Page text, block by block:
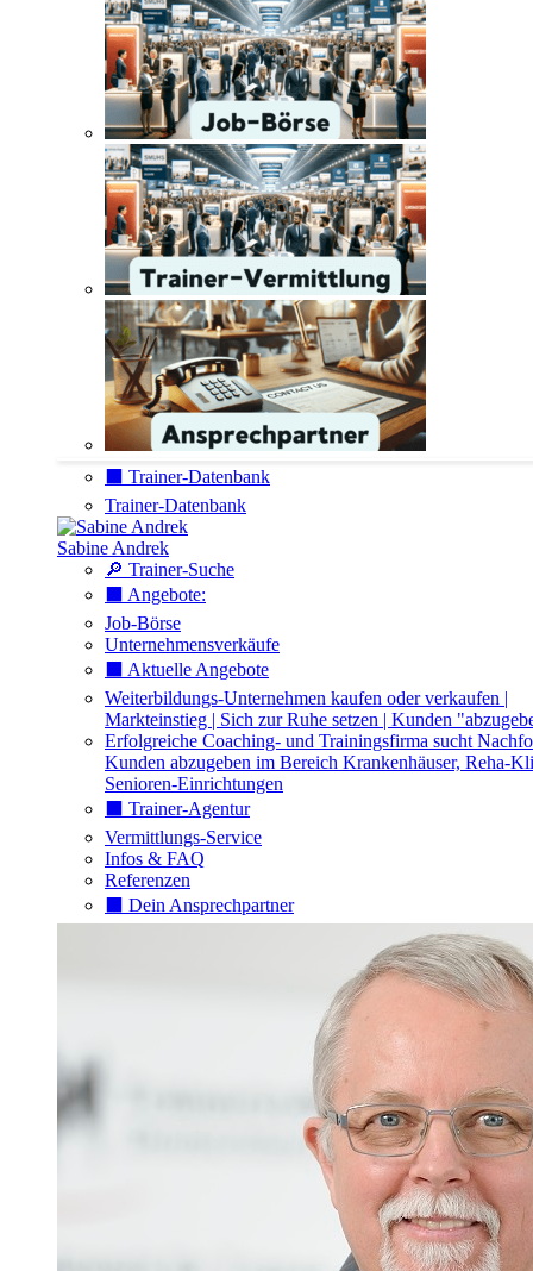
⬛️ Trainer-Datenbank
Trainer-Datenbank
Sabine Andrek
🔎 Trainer-Suche
⬛️ Angebote:
Job-Börse
Unternehmensverkäufe
⬛️ Aktuelle Angebote
Weiterbildungs-Unternehmen kaufen oder verkaufen |
Markteinstieg | Sich zur Ruhe setzen | Kunden
Erfolgreiche Coaching- und Trainingsfirma sucht
Kunden abzugeben im Bereich Krankenhäuser, Reha-
Senioren-Einrichtungen
⬛️ Trainer-Agentur
Vermittlungs-Service
Infos & FAQ
Referenzen
⬛️ Dein Ansprechpartner